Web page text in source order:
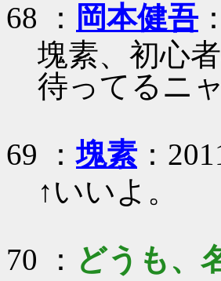
68 ： 岡本健吾
塊素、初心
待ってるニャ
69 ：塊素：
↑いいよ。
70 ： どうも、